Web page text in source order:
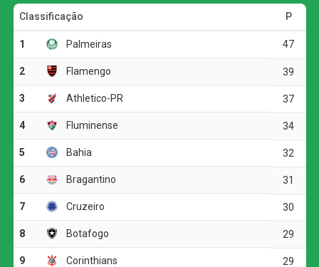
disputa física. As duas equipes encontraram dificuldades
para construir jogadas ofensivas, e as chances claras
foram raras.
A melhor oportunidade antes do intervalo foi do
Corinthians. Aos 23 minutos, Allan fez um cruzamento
preciso para Matheuzinho, que cabeceou com força, mas
O ritmo aumentou no segundo tempo, e o Corinthians
voltou a ameaçar aos 20 minutos. Matheuzinho recuperou
a bola no meio-campo e acionou Yuri Alberto. O atacante
dominou, girou diante da marcação e finalizou com
potência da entrada da área, obrigando Santos a fazer
outra grande intervenção.